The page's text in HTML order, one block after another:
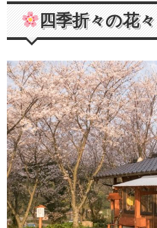
四季折々の花々